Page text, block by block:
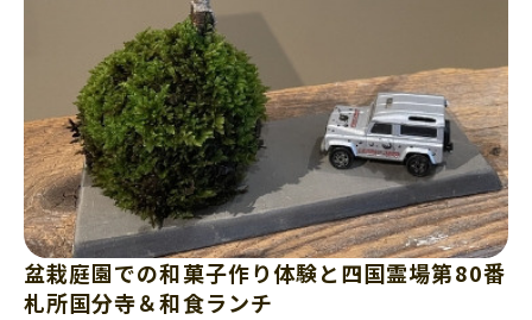
盆栽庭園での和菓子作り体験と四国霊場第80番
札所国分寺＆和食ランチ